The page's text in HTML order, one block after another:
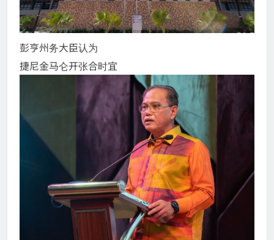
彭亨州务大臣认为
捷尼金马仑开张合时宜